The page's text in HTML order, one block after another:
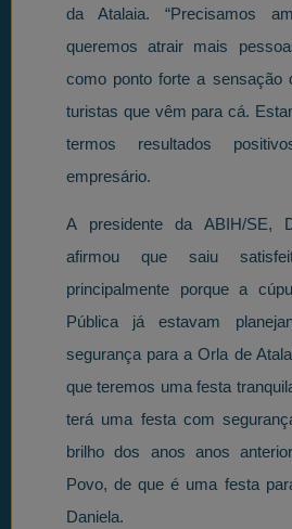
da Atalaia. “Precisamos
queremos atrair mais
como ponto forte a sensação
turistas que vêm para cá.
termos resultados
empresário.
A presidente da ABIH/SE,
afirmou que saiu
principalmente porque a
Pública já estavam
segurança para a Orla de
que teremos uma festa
terá uma festa com
brilho dos anos anos
Povo, de que é uma festa
Daniela.